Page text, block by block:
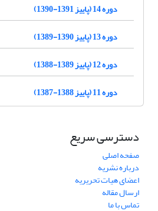
دوره 14 (پاییز 1391-1390)
دوره 13 (پاییز 1390-1389)
دوره 12 (پاییز 1389-1388)
دوره 11 (پاییز 1388-1387)
دسترسی سریع
صفحه اصلی
درباره نشریه
اعضای هیات تحریریه
ارسال مقاله
تماس با ما